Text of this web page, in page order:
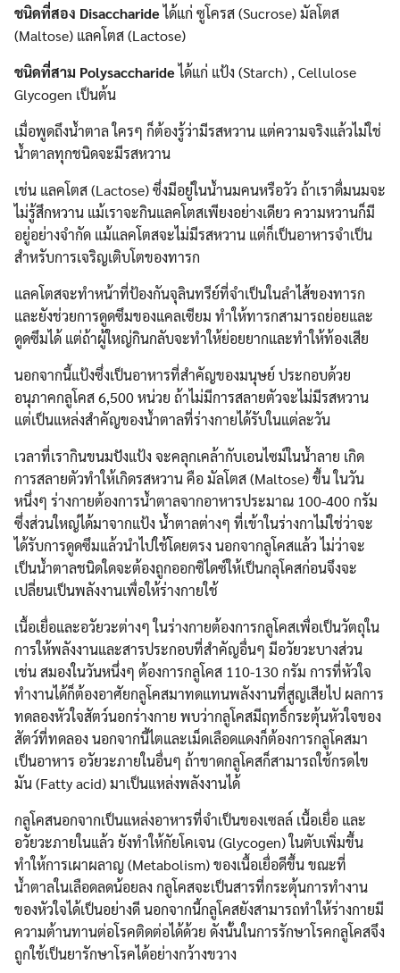
ชนิดที่สอง Disaccharideได้แก่ ซูโครส (Sucrose) มัลโตส
(Maltose) แลคโตส (Lactose)
ชนิดที่สาม Polysaccharideได้แก่ แป้ง (Starch) , Cellulose
Glycogen เป็นต้น
เมื่อพูดถึงน้ำตาล ใครๆ ก็ต้องรู้ว่ามีรสหวาน แต่ความจริงแล้วไม่ใช่
น้ำตาลทุกชนิดจะมีรสหวาน
เช่น แลคโตส (Lactose) ซึ่งมีอยู่ในน้ำนมคนหรือวัว ถ้าเราดื่มนมจะ
ไม่รู้สึกหวาน แม้เราจะกินแลคโตสเพียงอย่างเดียว ความหวานก็มี
อยู่อย่างจำกัด แม้แลคโตสจะไม่มีรสหวาน แต่ก็เป็นอาหารจำเป็น
สำหรับการเจริญเติบโตของทารก
แลคโตสจะทำหน้าที่ป้องกันจุลินทรีย์ที่จำเป็นในลำไส้ของทารก
และยังช่วยการดูดซึมของแคลเซียม ทำให้ทารกสามารถย่อยและ
ดูดซึมได้ แต่ถ้าผู้ใหญ่กินกลับจะทำให้ย่อยยากและทำให้ท้องเสีย
นอกจากนี้แป้งซึ่งเป็นอาหารที่สำคัญของมนุษย์ ประกอบด้วย
อนุภาคกลูโคส 6,500 หน่วย ถ้าไม่มีการสลายตัวจะไม่มีรสหวาน
แต่เป็นแหล่งสำคัญของน้ำตาลที่ร่างกายได้รับในแต่ละวัน
เวลาที่เรากินขนมปังแป้ง จะคลุกเคล้ากับเอนไซม์ในน้ำลาย เกิด
การสลายตัวทำให้เกิดรสหวาน คือ มัลโตส (Maltose) ขึ้น ในวัน
หนึ่งๆ ร่างกายต้องการน้ำตาลจากอาหารประมาณ 100-400 กรัม
ซึ่งส่วนใหญ่ได้มาจากแป้ง น้ำตาลต่างๆ ที่เข้าในร่างกาไม่ใช่ว่าจะ
ได้รับการดูดซึมแล้วนำไปใช้โดยตรง นอกจากลูโคสแล้ว ไม่ว่าจะ
เป็นน้ำตาลชนิดใดจะต้องถูกออกซิไดซ์ให้เป็นกลุโคสก่อนจึงจะ
เปลี่ยนเป็นพลังงานเพื่อให้ร่างกายใช้
เนื้อเยื่อและอวัยวะต่างๆ ในร่างกายต้องการกลูโคสเพื่อเป็นวัตถุใน
การให้พลังงานและสารประกอบที่สำคัญอื่นๆ มีอวัยวะบางส่วน
เช่น สมองในวันหนึ่งๆ ต้องการกลูโคส 110-130 กรัม การที่หัวใจ
ทำงานได้ก็ต้องอาศัยกลูโคสมาทดแทนพลังงานที่สูญเสียไป ผลการ
ทดลองหัวใจสัตว์นอกร่างกาย พบว่ากลูโคสมีฤทธิ์กระตุ้นหัวใจของ
สัตว์ที่ทดลอง นอกจากนี้ไตและเม็ดเลือดแดงก็ต้องการกลูโคสมา
เป็นอาหาร อวัยวะภายในอื่นๆ ถ้าขาดกลูโคสก็สามารถใช้กรดไข
มัน (Fatty acid) มาเป็นแหล่งพลังงานได้
กลูโคสนอกจากเป็นแหล่งอาหารที่จำเป็นของเซลล์ เนื้อเยื่อ และ
อวัยวะภายในแล้ว ยังทำให้กัยโคเจน (Glycogen) ในตับเพิ่มขึ้น
ทำให้การเผาผลาญ (Metabolism) ของเนื้อเยื่อดีขึ้น ขณะที่
น้ำตาลในเลือดลดน้อยลง กลูโคสจะเป็นสารที่กระตุ้นการทำงาน
ของหัวใจได้เป็นอย่างดี นอกจากนี้กลูโคสยังสามารถทำให้ร่างกายมี
ความต้านทานต่อโรคติดต่อได้ด้วย ดังนั้นในการรักษาโรคกลูโคสจึง
ถูกใช้เป็นยารักษาโรคได้อย่างกว้างขวาง